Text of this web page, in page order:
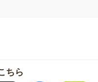
ちら